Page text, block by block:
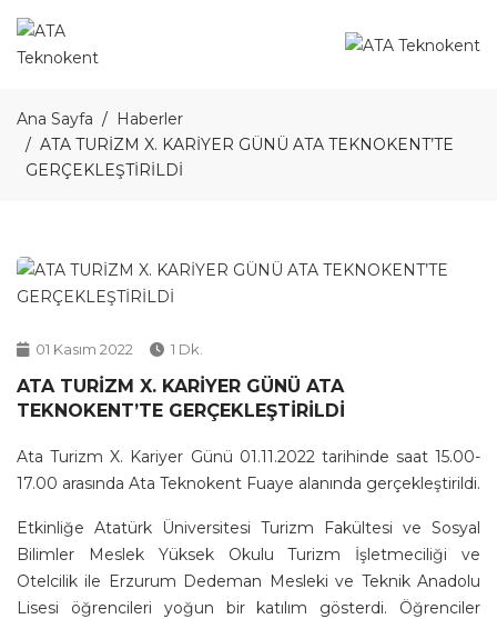
Ana Sayfa
Haberler
ATA TURİZM X. KARİYER GÜNÜ ATA TEKNOKENT’TE
GERÇEKLEŞTİRİLDİ
01 Kasım 2022 1 Dk.
ATA TURİZM X. KARİYER GÜNÜ ATA
TEKNOKENT’TE GERÇEKLEŞTİRİLDİ
Ata Turizm X. Kariyer Günü 01.11.2022 tarihinde saat 15.00-
17.00 arasında Ata Teknokent Fuaye alanında gerçekleştirildi.
Etkinliğe Atatürk Üniversitesi Turizm Fakültesi ve Sosyal
Bilimler Meslek Yüksek Okulu Turizm İşletmeciliği ve
Otelcilik ile Erzurum Dedeman Mesleki ve Teknik Anadolu
Lisesi öğrencileri yoğun bir katılım gösterdi. Öğrenciler